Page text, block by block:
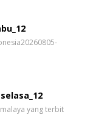
yang terbit